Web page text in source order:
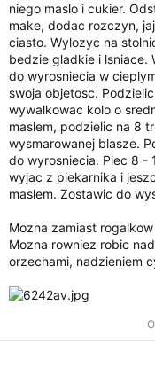
niego maslo i cukier.
make, dodac rozczyn,
ciasto. Wylozyc na
bedzie gladkie i lsniace.
do wyrosniecia w
swoja objetosc.
wywalkowac kolo o
maslem, podzielic na 8
wysmarowanej blasze.
do wyrosniecia. Piec 8 -
wyjac z piekarnika i
maslem. Zostawic do
Mozna zamiast
Mozna rowniez robic
orzechami, nadzieniem